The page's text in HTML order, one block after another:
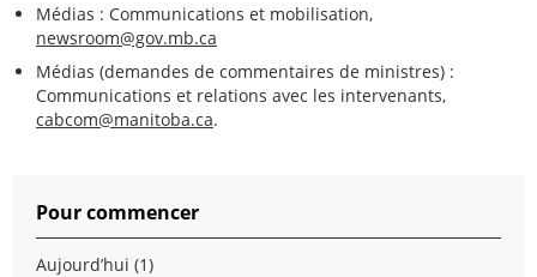
Médias : Communications et mobilisation,
newsroom@gov.mb.ca
Médias (demandes de commentaires de ministres) :
Communications et relations avec les intervenants,
cabcom@manitoba.ca.
Pour commencer
Aujourd’hui (1)